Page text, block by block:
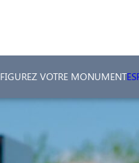
VOTRE MONUMENT